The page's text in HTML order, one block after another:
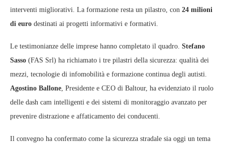
interventi migliorativi. La formazione resta un pilastro, con 24 milioni
di euro destinati ai progetti informativi e formativi.
Le testimonianze delle imprese hanno completato il quadro. Stefano
Sasso (FAS Srl) ha richiamato i tre pilastri della sicurezza: qualità dei
mezzi, tecnologie di infomobilità e formazione continua degli autisti.
Agostino Ballone , Presidente e CEO di Baltour, ha evidenziato il ruolo
delle dash cam intelligenti e dei sistemi di monitoraggio avanzato per
prevenire distrazione e affaticamento dei conducenti.
Il convegno ha confermato come la sicurezza stradale sia oggi un tema